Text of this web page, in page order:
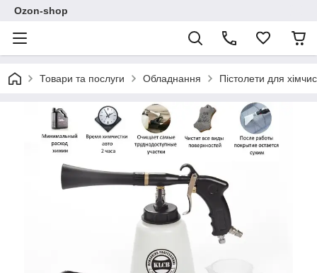
Ozon-shop
Товари та послуги Обладнання Пістолети для